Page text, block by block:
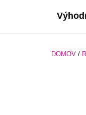
DOMOV /